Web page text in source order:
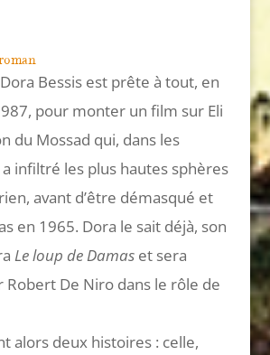
Bessis est prête à tout, en
pour monter un film sur Eli
du Mossad qui, dans les
infiltré les plus hautes sphères
avant d’être démasqué et
en 1965. Dora le sait déjà, son
Le loup de Damaset sera
De Niro dans le rôle de
alors deux histoires : celle,